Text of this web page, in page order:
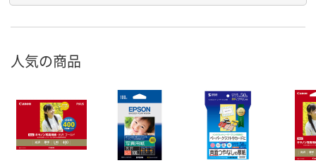
人気の商品